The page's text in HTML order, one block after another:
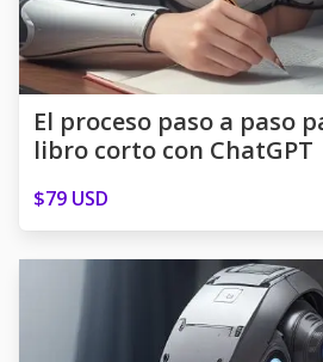
El proceso paso a paso
libro corto con ChatGPT
$79 USD